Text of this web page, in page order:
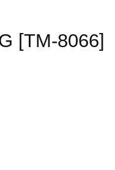
[TM-8066]